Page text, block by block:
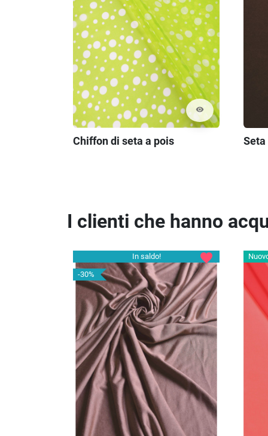
visibility
Chiffon di seta a pois
I clienti che hanno
In saldo!
-30%
favorite